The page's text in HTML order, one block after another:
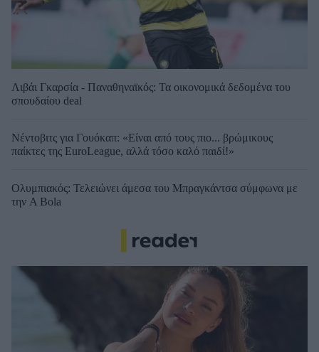
Λιβάι Γκαρσία - Παναθηναϊκός: Τα οικονομικά δεδομένα του
σπουδαίου deal
Νέντοβιτς για Γουόκαπ: «Είναι από τους πιο... βρώμικους
παίκτες της EuroLeague, αλλά τόσο καλό παιδί!»
Ολυμπιακός: Τελειώνει άμεσα του Μπραγκάντσα σύμφωνα με
την A Bola